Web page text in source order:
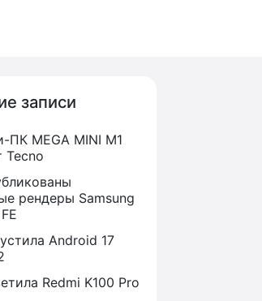
записи
ПК MEGA MINI M1
Tecno
рендеры Samsung
Android 17
Redmi K100 Pro